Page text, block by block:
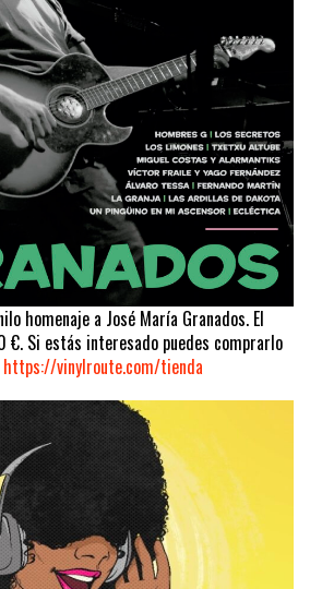
homenaje a José María Granados. El
€. Si estás interesado puedes comprarlo
https://vinylroute.com/tienda